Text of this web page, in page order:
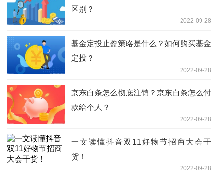
区别？
2022-09-28
基金定投止盈策略是什么？如何购买基金
定投？
2022-09-28
京东白条怎么彻底注销？京东白条怎么付
款给个人？
2022-09-28
一文读懂抖音双11好物节招商大会干
货！
2022-09-28